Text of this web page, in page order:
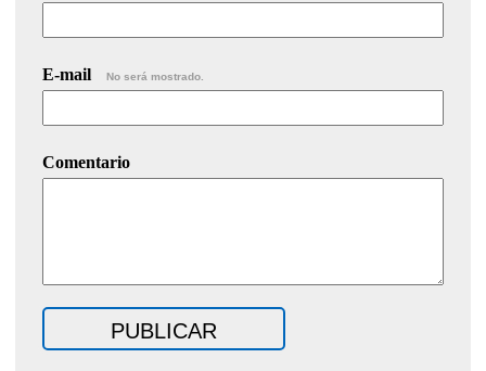
E-mail No será mostrado.
Comentario